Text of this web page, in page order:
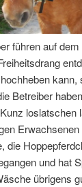
führen auf
Betreiber
loslatschen
die
und hat
übrigens